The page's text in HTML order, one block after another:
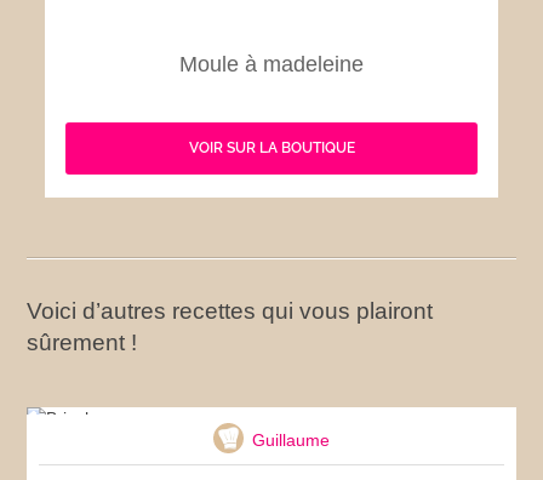
Moule à madeleine
VOIR SUR LA BOUTIQUE
Voici d’autres recettes qui vous plairont
sûrement !
Guillaume